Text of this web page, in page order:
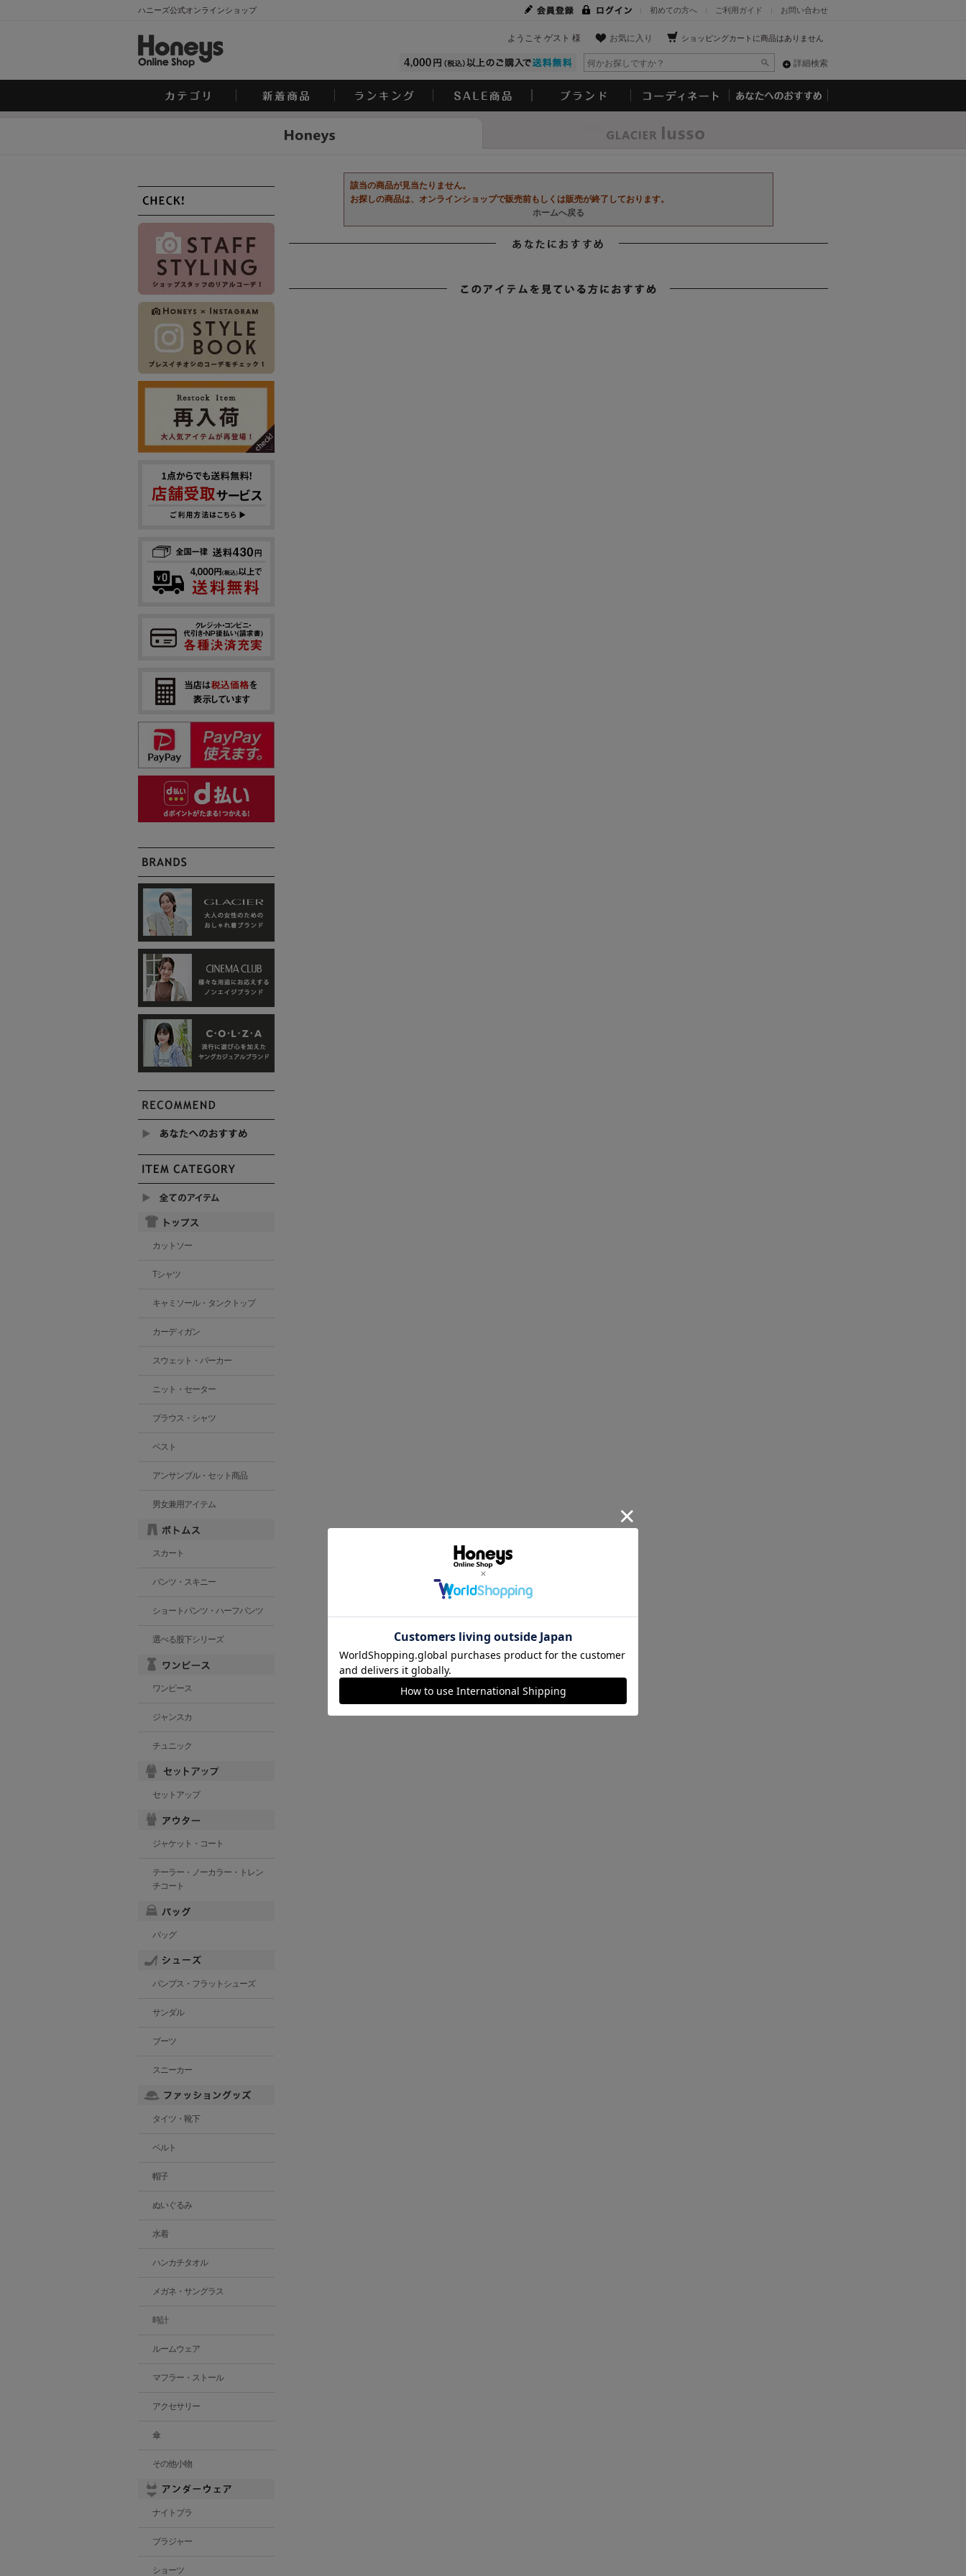
ハニーズ公式オンラインショップ お問い合わせ
ご利用ガイド
初めての方へ
ショッピングカートに商品はありません
お気に入り
ようこそ ゲスト 様
詳細検索
該当の商品が見当たりません。
お探しの商品は、オンラインショップで販売前もしくは販売が終了しております。
ホームへ戻る
カットソー
Tシャツ
キャミソール・タンクトップ
カーディガン
スウェット・パーカー
ニット・セーター
ブラウス・シャツ
ベスト
アンサンブル・セット商品
男女兼用アイテム
スカート
パンツ・スキニー
ショートパンツ・ハーフパンツ
選べる股下シリーズ
ワンピース
ジャンスカ
チュニック
セットアップ
ジャケット・コート
テーラー・ノーカラー・トレン
チコート
バッグ
パンプス・フラットシューズ
サンダル
ブーツ
スニーカー
タイツ・靴下
ベルト
帽子
ぬいぐるみ
水着
ハンカチタオル
メガネ・サングラス
時計
ルームウェア
マフラー・ストール
アクセサリー
傘
その他小物
ナイトブラ
ブラジャー
ショーツ